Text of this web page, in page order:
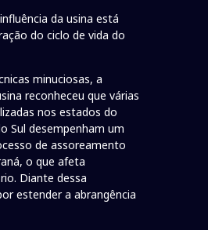
da usina está
do ciclo de vida do
minuciosas, a
reconheceu que várias
nos estados do
Sul desempenham um
de assoreamento
o que afeta
Diante dessa
estender a abrangência